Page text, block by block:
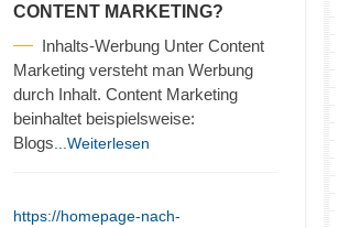
CONTENT MARKETING?
Inhalts-Werbung Unter Content
Marketing versteht man Werbung
durch Inhalt. Content Marketing
beinhaltet beispielsweise:
Blogs ...Weiterlesen
https://homepage-nach-